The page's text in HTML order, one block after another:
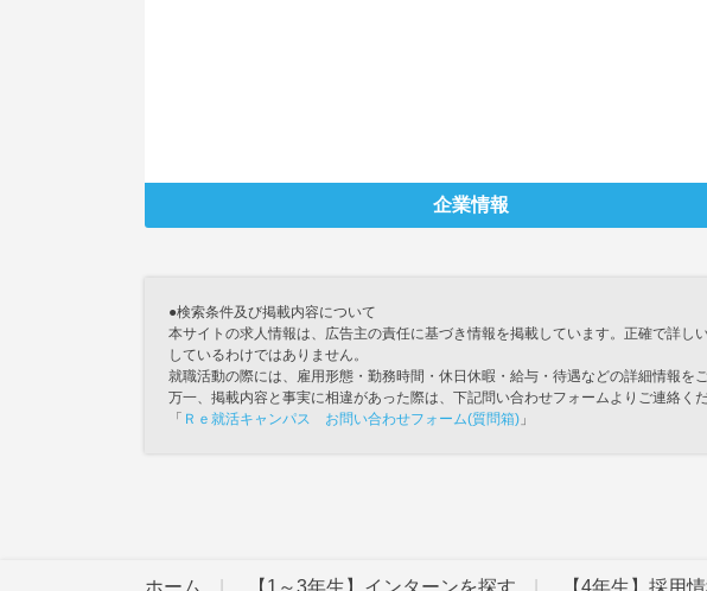
企業情報
●検索条件及び掲載内容について
本サイトの求人情報は、広告主の責任に基づき情報を掲載しています。正確で詳
しているわけではありません。
就職活動の際には、雇用形態・勤務時間・休日休暇・給与・待遇などの詳細情報を
万一、掲載内容と事実に相違があった際は、下記問い合わせフォームよりご連絡く
「 Ｒｅ就活キャンパス お問い合わせフォーム(質問箱) 」
ホーム 【1～3年生】インターンを探す 【4年生】採用